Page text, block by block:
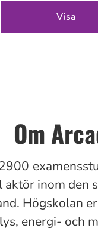
Visa
Om
inom den
Högskolan
energi- och